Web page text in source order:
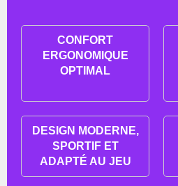
CONFORT
ERGONOMIQUE
OPTIMAL
DESIGN MODERNE,
SPORTIF ET
ADAPTÉ AU JEU